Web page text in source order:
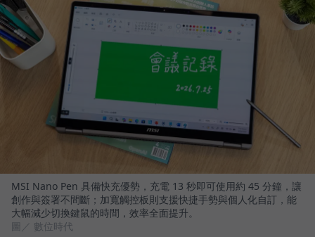
MSI Nano Pen 具備快充優勢，充電 13 秒即可使用約 45 分鐘，讓
創作與簽署不間斷；加寬觸控板則支援快捷手勢與個人化自訂，能
大幅減少切換鍵鼠的時間，效率全面提升。
圖／ 數位時代